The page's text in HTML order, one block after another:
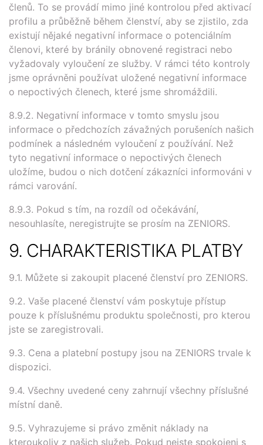
členů. To se provádí mimo jiné kontrolou před aktivací
profilu a průběžně během členství, aby se zjistilo, zda
existují nějaké negativní informace o potenciálním
členovi, které by bránily obnovené registraci nebo
vyžadovaly vyloučení ze služby. V rámci této kontroly
jsme oprávněni používat uložené negativní informace
o nepoctivých členech, které jsme shromáždili.
8.9.2. Negativní informace v tomto smyslu jsou
informace o předchozích závažných porušeních našich
podmínek a následném vyloučení z používání. Než
tyto negativní informace o nepoctivých členech
uložíme, budou o nich dotčení zákazníci informováni v
rámci varování.
8.9.3. Pokud s tím, na rozdíl od očekávání,
nesouhlasíte, neregistrujte se prosím na ZENIORS.
9. CHARAKTERISTIKA PLATBY
9.1. Můžete si zakoupit placené členství pro ZENIORS.
9.2. Vaše placené členství vám poskytuje přístup
pouze k příslušnému produktu společnosti, pro kterou
jste se zaregistrovali.
9.3. Cena a platební postupy jsou na ZENIORS trvale k
dispozici.
9.4. Všechny uvedené ceny zahrnují všechny příslušné
místní daně.
9.5. Vyhrazujeme si právo změnit náklady na
kteroukoliv z našich služeb. Pokud nejste spokojeni s